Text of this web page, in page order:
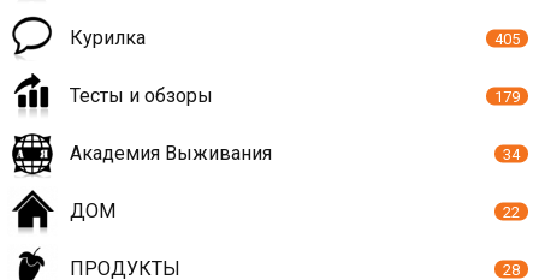
Курилка 405
Тесты и обзоры 179
Академия Выживания 34
ДОМ 22
ПРОДУКТЫ 28